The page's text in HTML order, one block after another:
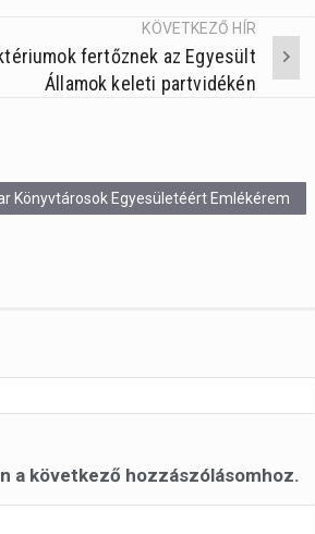
KÖVETKEZŐ HÍR
fertőznek az Egyesült
Államok keleti partvidékén
Könyvtárosok Egyesületéért Emlékérem
a következő hozzászólásomhoz.